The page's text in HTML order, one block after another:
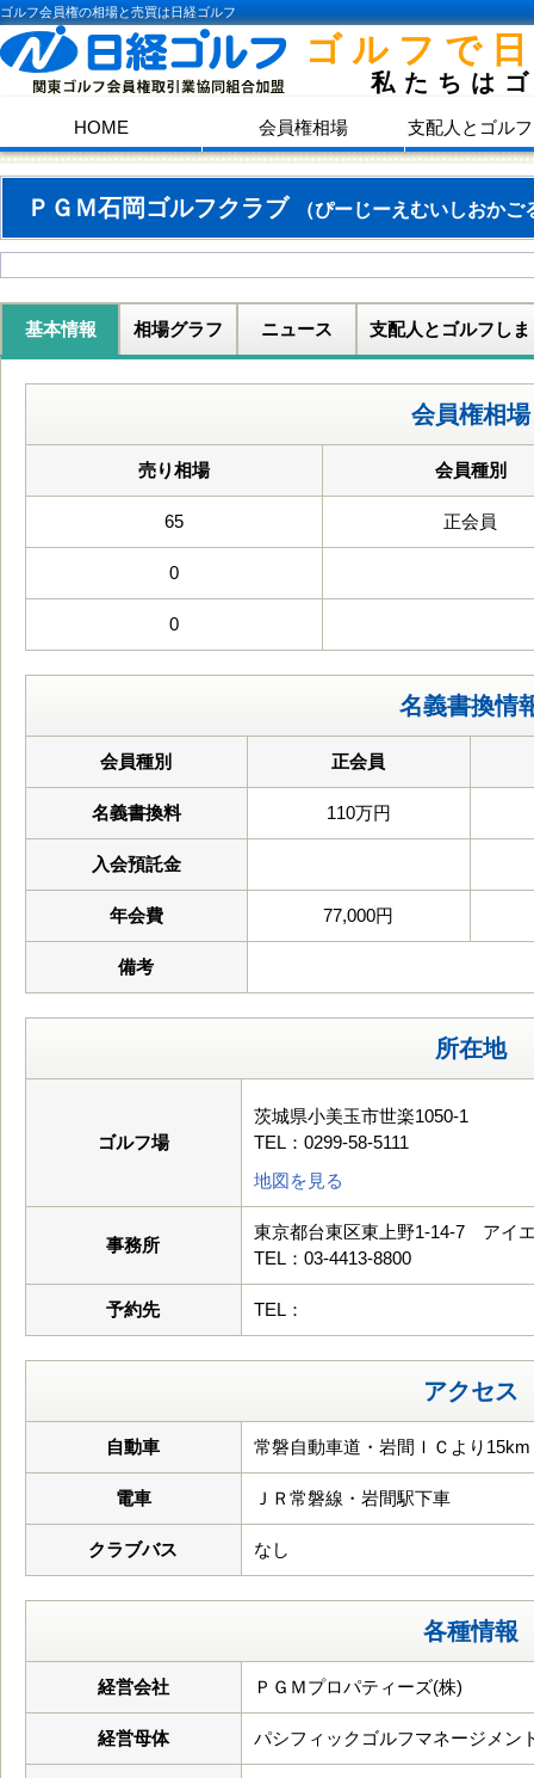
ゴルフ会員権の相場と売買は日経ゴルフ
ゴルフで
私たちは
HOME 会員権相場 支配人とゴル
ＰＧＭ石岡ゴルフクラブ （ぴーじーえむいしおか
基本情報 相場グラフ ニュース 支配人とゴルフしま
会員権相場
売り相場 会員種別
65 正会員
0
0
名義書換情
会員種別 正会員
名義書換料 110万円
入会預託金
年会費 77,000円
備考
所在地
ゴルフ場
茨城県小美玉市世楽1050-1
TEL：0299-58-5111
地図を見る
事務所
東京都台東区東上野1-14-7 アイ
TEL：03-4413-8800
予約先 TEL：
アクセス
自動車 常磐自動車道・岩間ＩＣより15km
電車 ＪＲ常磐線・岩間駅下車
クラブバス なし
各種情報
経営会社 ＰＧＭプロパティーズ(株)
経営母体 パシフィックゴルフマネージメン